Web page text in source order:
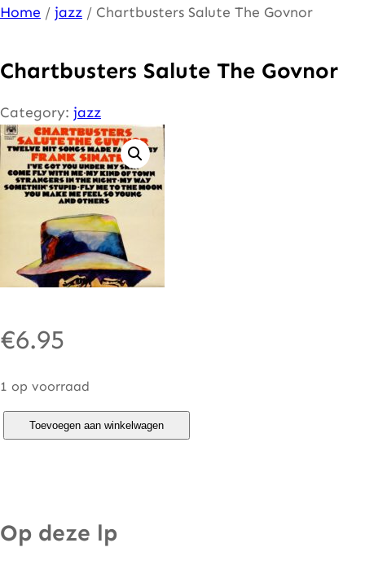
Ga
de
inhoud
Home / jazz / Chartbusters Salute The Govnor
Chartbusters Salute The Govnor
Category: jazz
€6.95
1 op voorraad
b
Toevoegen aan winkelwagen
Op deze lp